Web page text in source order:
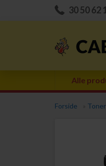
30 50 62
Alle
Forside